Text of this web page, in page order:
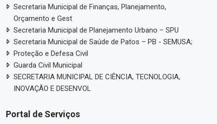
Secretaria Municipal de Finanças, Planejamento,
Orçamento e Gest
Secretaria Municipal de Planejamento Urbano – SPU
Secretaria Municipal de Saúde de Patos – PB - SEMUSA;
Proteção e Defesa Civil
Guarda Civil Municipal
SECRETARIA MUNICIPAL DE CIÊNCIA, TECNOLOGIA,
INOVAÇÃO E DESENVOL
Portal de Serviços